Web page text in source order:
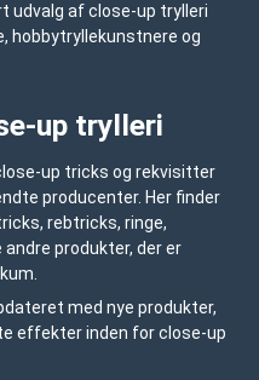
udvalg af close-up trylleri
hobbytryllekunstnere og
up trylleri
up tricks og rekvisitter
producenter. Her finder
rebtricks, ringe,
produkter, der er
med nye produkter,
effekter inden for close-up